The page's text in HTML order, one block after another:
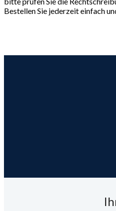
Bestellen Sie jederzeit einfach